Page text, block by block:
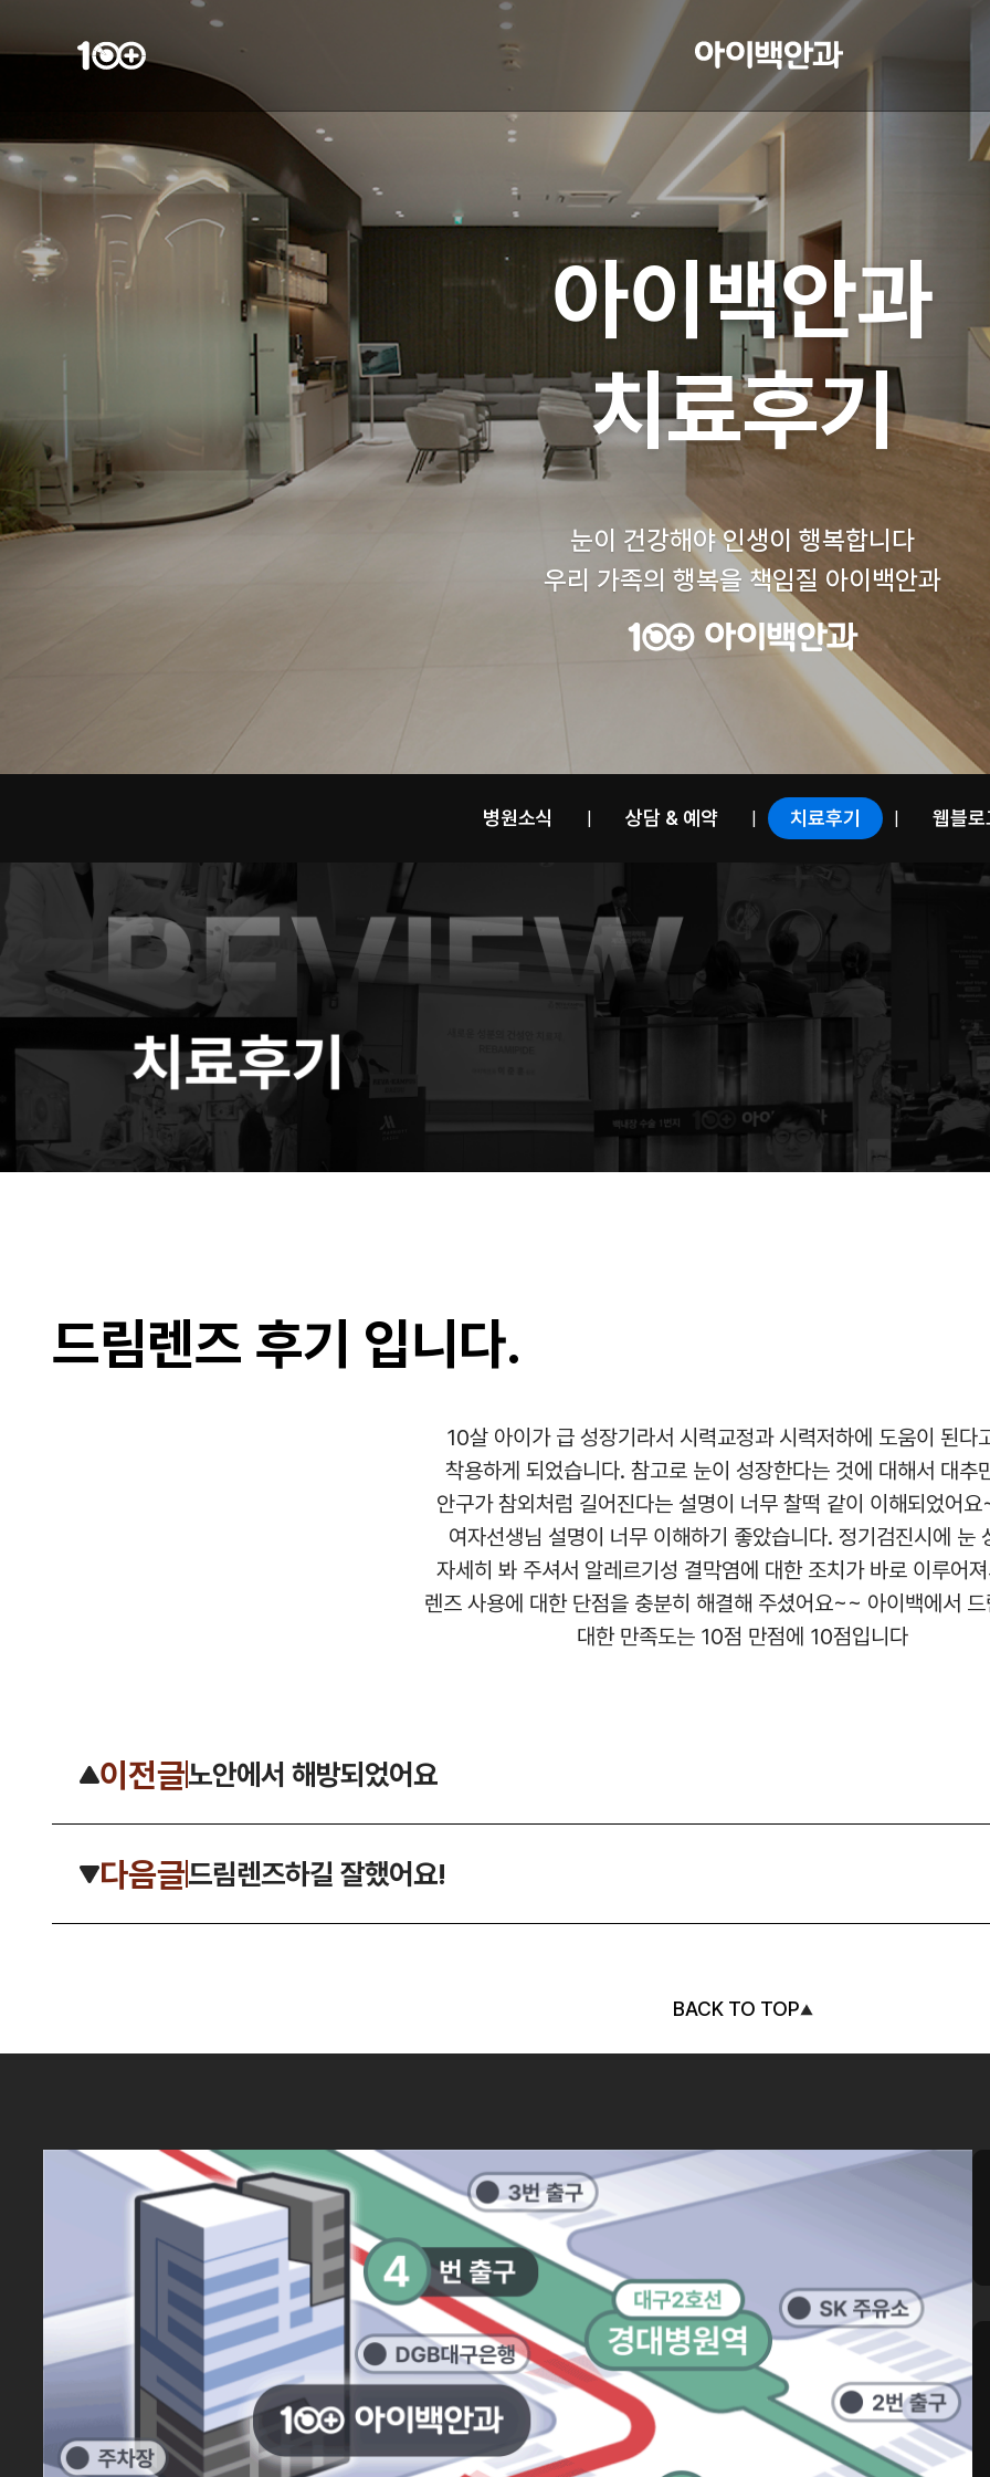
아이백안과
치료후기
눈이 건강해야 인생이 행복합니다
우리 가족의 행복을 책임질 아이백안과
병원소식 상담 & 예약 치료후기 웹블로
드림렌즈 후기 입니다.
10살 아이가 급 성장기라서 시력교정과 시력저하에 도움이 된다
착용하게 되었습니다. 참고로 눈이 성장한다는 것에 대해서 대추
안구가 참외처럼 길어진다는 설명이 너무 찰떡 같이 이해되었어
여자선생님 설명이 너무 이해하기 좋았습니다. 정기검진시에 눈
자세히 봐 주셔서 알레르기성 결막염에 대한 조치가 바로 이루어
렌즈 사용에 대한 단점을 충분히 해결해 주셨어요~~ 아이백에서
대한 만족도는 10점 만점에 10점입니다
이전글노안에서 해방되었어요
다음글드림렌즈하길 잘했어요!
BACK TO TOP